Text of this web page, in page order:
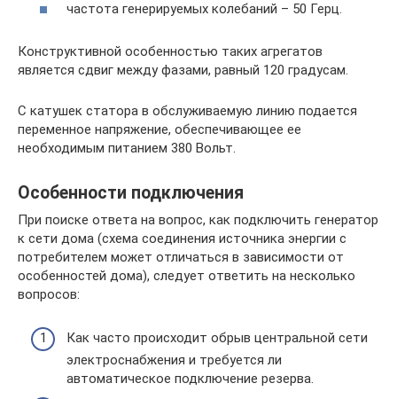
частота генерируемых колебаний – 50 Герц.
Конструктивной особенностью таких агрегатов
является сдвиг между фазами, равный 120 градусам.
С катушек статора в обслуживаемую линию подается
переменное напряжение, обеспечивающее ее
необходимым питанием 380 Вольт.
Особенности подключения
При поиске ответа на вопрос, как подключить генератор
к сети дома (схема соединения источника энергии с
потребителем может отличаться в зависимости от
особенностей дома), следует ответить на несколько
вопросов:
Как часто происходит обрыв центральной сети
электроснабжения и требуется ли
автоматическое подключение резерва.